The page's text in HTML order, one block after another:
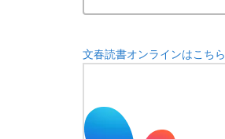
文春読書オンラインはこちら